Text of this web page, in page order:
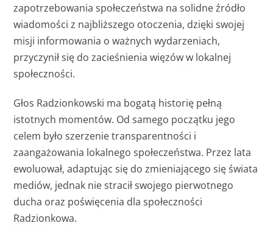
zapotrzebowania społeczeństwa na solidne źródło
wiadomości z najbliższego otoczenia, dzięki swojej
misji informowania o ważnych wydarzeniach,
przyczynił się do zacieśnienia więzów w lokalnej
społeczności.
Głos Radzionkowski ma bogatą historię pełną
istotnych momentów. Od samego początku jego
celem było szerzenie transparentności i
zaangażowania lokalnego społeczeństwa. Przez lata
ewoluował, adaptując się do zmieniającego się świata
mediów, jednak nie stracił swojego pierwotnego
ducha oraz poświęcenia dla społeczności
Radzionkowa.